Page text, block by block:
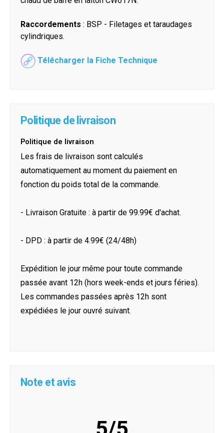
Raccordements : BSP - Filetages et taraudages
cylindriques.
Télécharger la Fiche Technique
Politique de livraison
Politique de livraison
Les frais de livraison sont calculés
automatiquement au moment du paiement en
fonction du poids total de la commande.
- Livraison Gratuite : à partir de 99.99€ d'achat.
- DPD : à partir de 4.99€ (24/48h)
Expédition le jour même pour toute commande
passée avant 12h (hors week-ends et jours féries).
Les commandes passées après 12h sont
expédiées le jour ouvré suivant.
Note et avis